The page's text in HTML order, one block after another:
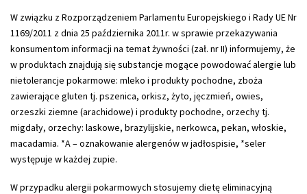
W związku z Rozporządzeniem Parlamentu Europejskiego i Rady UE Nr
1169/2011 z dnia 25 października 2011r. w sprawie przekazywania
konsumentom informacji na temat żywności (zał. nr II) informujemy, że
w produktach znajdują się substancje mogące powodować alergie lub
nietolerancje pokarmowe: mleko i produkty pochodne, zboża
zawierające gluten tj. pszenica, orkisz, żyto, jęczmień, owies,
orzeszki ziemne (arachidowe) i produkty pochodne, orzechy tj.
migdały, orzechy: laskowe, brazylijskie, nerkowca, pekan, włoskie,
macadamia. *A – oznakowanie alergenów w jadłospisie, *seler
występuje w każdej zupie.
W przypadku alergii pokarmowych stosujemy dietę eliminacyjną